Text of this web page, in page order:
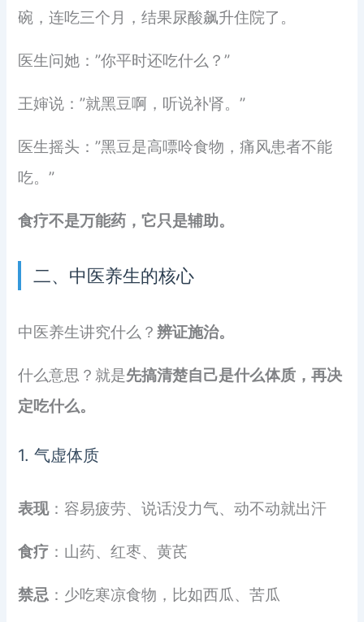
碗，连吃三个月，结果尿酸飙升住院了。
医生问她：”你平时还吃什么？”
王婶说：”就黑豆啊，听说补肾。”
医生摇头：”黑豆是高嘌呤食物，痛风患者不能
吃。”
食疗不是万能药，它只是辅助。
二、中医养生的核心
中医养生讲究什么？辨证施治。
什么意思？就是先搞清楚自己是什么体质，再决
定吃什么。
1. 气虚体质
表现：容易疲劳、说话没力气、动不动就出汗
食疗 ：山药、红枣、黄芪
禁忌 ：少吃寒凉食物，比如西瓜、苦瓜